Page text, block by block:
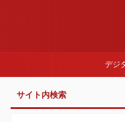
デジ
サイト内検索